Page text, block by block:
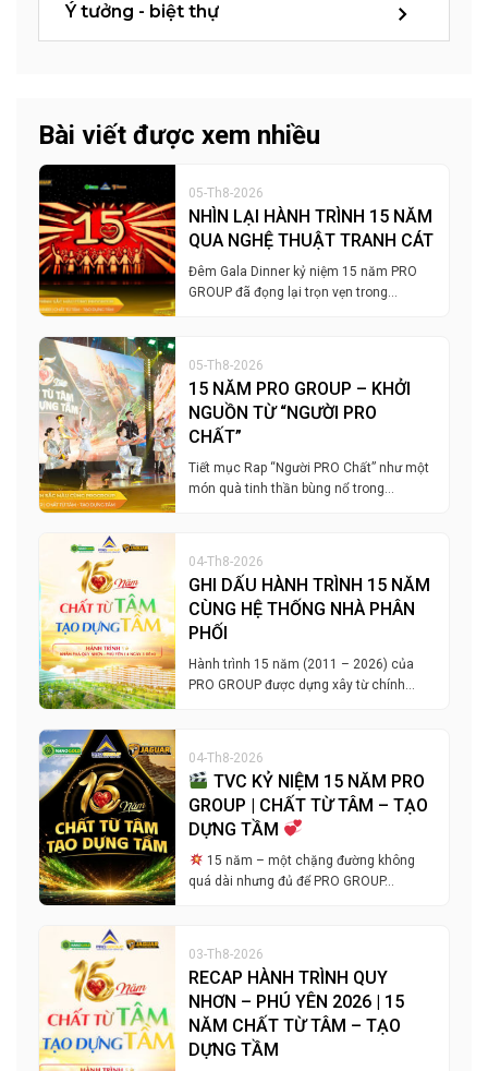
Ý tưởng - biệt thự
Bài viết được xem nhiều
05-Th8-2026
NHÌN LẠI HÀNH TRÌNH 15 NĂM
QUA NGHỆ THUẬT TRANH CÁT
Đêm Gala Dinner kỷ niệm 15 năm PRO
GROUP đã đọng lại trọn vẹn trong…
05-Th8-2026
15 NĂM PRO GROUP – KHỞI
NGUỒN TỪ “NGƯỜI PRO
CHẤT”
Tiết mục Rap “Người PRO Chất” như một
món quà tinh thần bùng nổ trong…
04-Th8-2026
GHI DẤU HÀNH TRÌNH 15 NĂM
CÙNG HỆ THỐNG NHÀ PHÂN
PHỐI
Hành trình 15 năm (2011 – 2026) của
PRO GROUP được dựng xây từ chính…
04-Th8-2026
TVC KỶ NIỆM 15 NĂM PRO
GROUP | CHẤT TỪ TÂM – TẠO
DỰNG TẦM
15 năm – một chặng đường không
quá dài nhưng đủ để PRO GROUP…
03-Th8-2026
RECAP HÀNH TRÌNH QUY
NHƠN – PHÚ YÊN 2026 | 15
NĂM CHẤT TỪ TÂM – TẠO
DỰNG TẦM